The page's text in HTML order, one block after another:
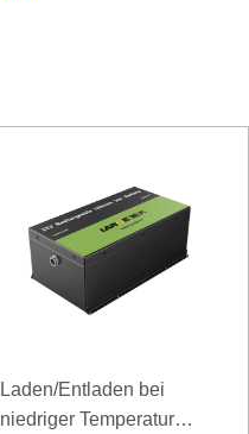
Laden/Entladen bei
niedriger Temperatur